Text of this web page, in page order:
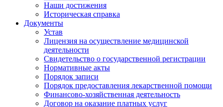
Наши достижения
Историческая справка
Документы
Устав
Лицензия на осуществление медицинской
деятельности
Свидетельство о государственной регистрации
Нормативные акты
Порядок записи
Порядок предоставления лекарственной помощи
Финансово-хозяйственная деятельность
Договор на оказание платных услуг